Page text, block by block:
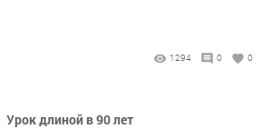
1294 0 0
Урок длиной в 90 лет